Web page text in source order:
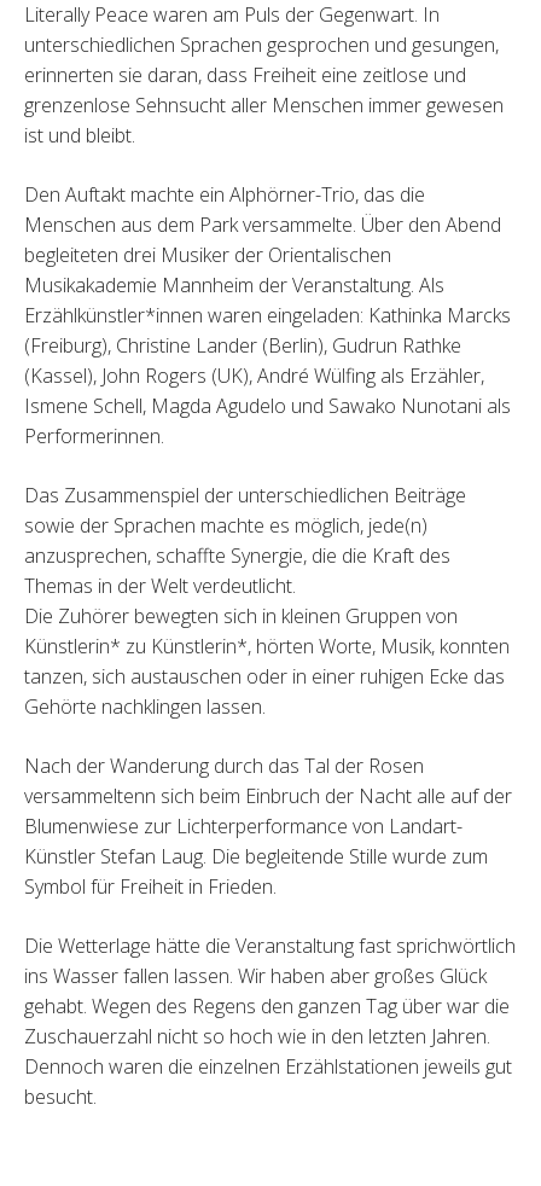
Literally Peace waren am Puls der Gegenwart. In
unterschiedlichen Sprachen gesprochen und gesungen,
erinnerten sie daran, dass Freiheit eine zeitlose und
grenzenlose Sehnsucht aller Menschen immer gewesen
ist und bleibt.
Den Auftakt machte ein Alphörner-Trio, das die
Menschen aus dem Park versammelte. Über den Abend
begleiteten drei Musiker der Orientalischen
Musikakademie Mannheim der Veranstaltung. Als
Erzählkünstler*innen waren eingeladen: Kathinka Marcks
(Freiburg), Christine Lander (Berlin), Gudrun Rathke
(Kassel), John Rogers (UK), André Wülfing als Erzähler,
Ismene Schell, Magda Agudelo und Sawako Nunotani als
Performerinnen.
Das Zusammenspiel der unterschiedlichen Beiträge
sowie der Sprachen machte es möglich, jede(n)
anzusprechen, schaffte Synergie, die die Kraft des
Themas in der Welt verdeutlicht.
Die Zuhörer bewegten sich in kleinen Gruppen von
Künstlerin* zu Künstlerin*, hörten Worte, Musik, konnten
tanzen, sich austauschen oder in einer ruhigen Ecke das
Gehörte nachklingen lassen.
Nach der Wanderung durch das Tal der Rosen
versammeltenn sich beim Einbruch der Nacht alle auf der
Blumenwiese zur Lichterperformance von Landart-
Künstler Stefan Laug. Die begleitende Stille wurde zum
Symbol für Freiheit in Frieden.
Die Wetterlage hätte die Veranstaltung fast sprichwörtlich
ins Wasser fallen lassen. Wir haben aber großes Glück
gehabt. Wegen des Regens den ganzen Tag über war die
Zuschauerzahl nicht so hoch wie in den letzten Jahren.
Dennoch waren die einzelnen Erzählstationen jeweils gut
besucht.